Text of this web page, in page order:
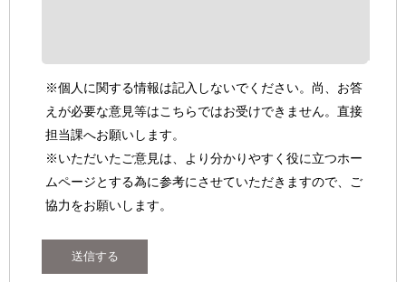
※個人に関する情報は記入しないでください。尚、お答
えが必要な意見等はこちらではお受けできません。直接
担当課へお願いします。
※いただいたご意見は、より分かりやすく役に立つホー
ムページとする為に参考にさせていただきますので、ご
協力をお願いします。